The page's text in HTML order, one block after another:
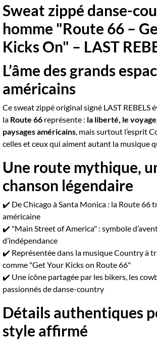
Sweat zippé danse-
homme "Route 66 –
Kicks On" – LAST
L’âme des grands
américains
Ce sweat zippé original signé LAST REBELS
la Route 66 représente : la liberté, le
paysages américains, mais surtout l’esprit
celles et ceux qui aiment autant la musique
Une route mythique,
chanson légendaire
✔️ De Chicago à Santa Monica : la Route 66
américaine
✔️ "Main Street of America" : symbole
d’indépendance
✔️ Représentée dans la musique Country à
comme "Get Your Kicks on Route 66"
✔️ Une icône partagée par les bikers, les
passionnés de danse-country
Détails authentiques
style affirmé